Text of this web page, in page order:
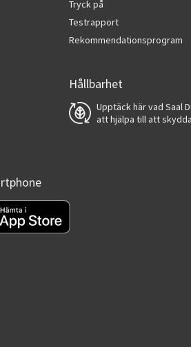
Tryck på
Testrapport
Rekommendationsprogram
Hållbarhet
Upptäck här vad Saal
att hjälpa till att